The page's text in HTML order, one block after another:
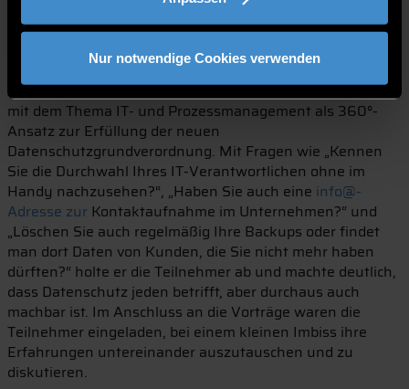
Nur notwendige Cookies verwenden
Unternehmen ist wichtig. Verlieren Sie nicht die Kontrolle
in all der Komplexität“, erklärt Ludacka in seinem Vortrag.
Philipp Schneidenbach bildete mit seinem Vortrag den
Abschluss des Symposiums. Er begeisterte die Teilnehmer
mit dem Thema IT- und Prozessmanagement als 360°-
Ansatz zur Erfüllung der neuen
Datenschutzgrundverordnung. Mit Fragen wie „Kennen
Sie die Durchwahl Ihres IT-Verantwortlichen ohne im
Handy nachzusehen?“, „Haben Sie auch eine info@-
Adresse zur Kontaktaufnahme im Unternehmen?“ und
„Löschen Sie auch regelmäßig Ihre Backups oder findet
man dort Daten von Kunden, die Sie nicht mehr haben
dürften?“ holte er die Teilnehmer ab und machte deutlich,
dass Datenschutz jeden betrifft, aber durchaus auch
machbar ist. Im Anschluss an die Vorträge waren die
Teilnehmer eingeladen, bei einem kleinen Imbiss ihre
Erfahrungen untereinander auszutauschen und zu
diskutieren.